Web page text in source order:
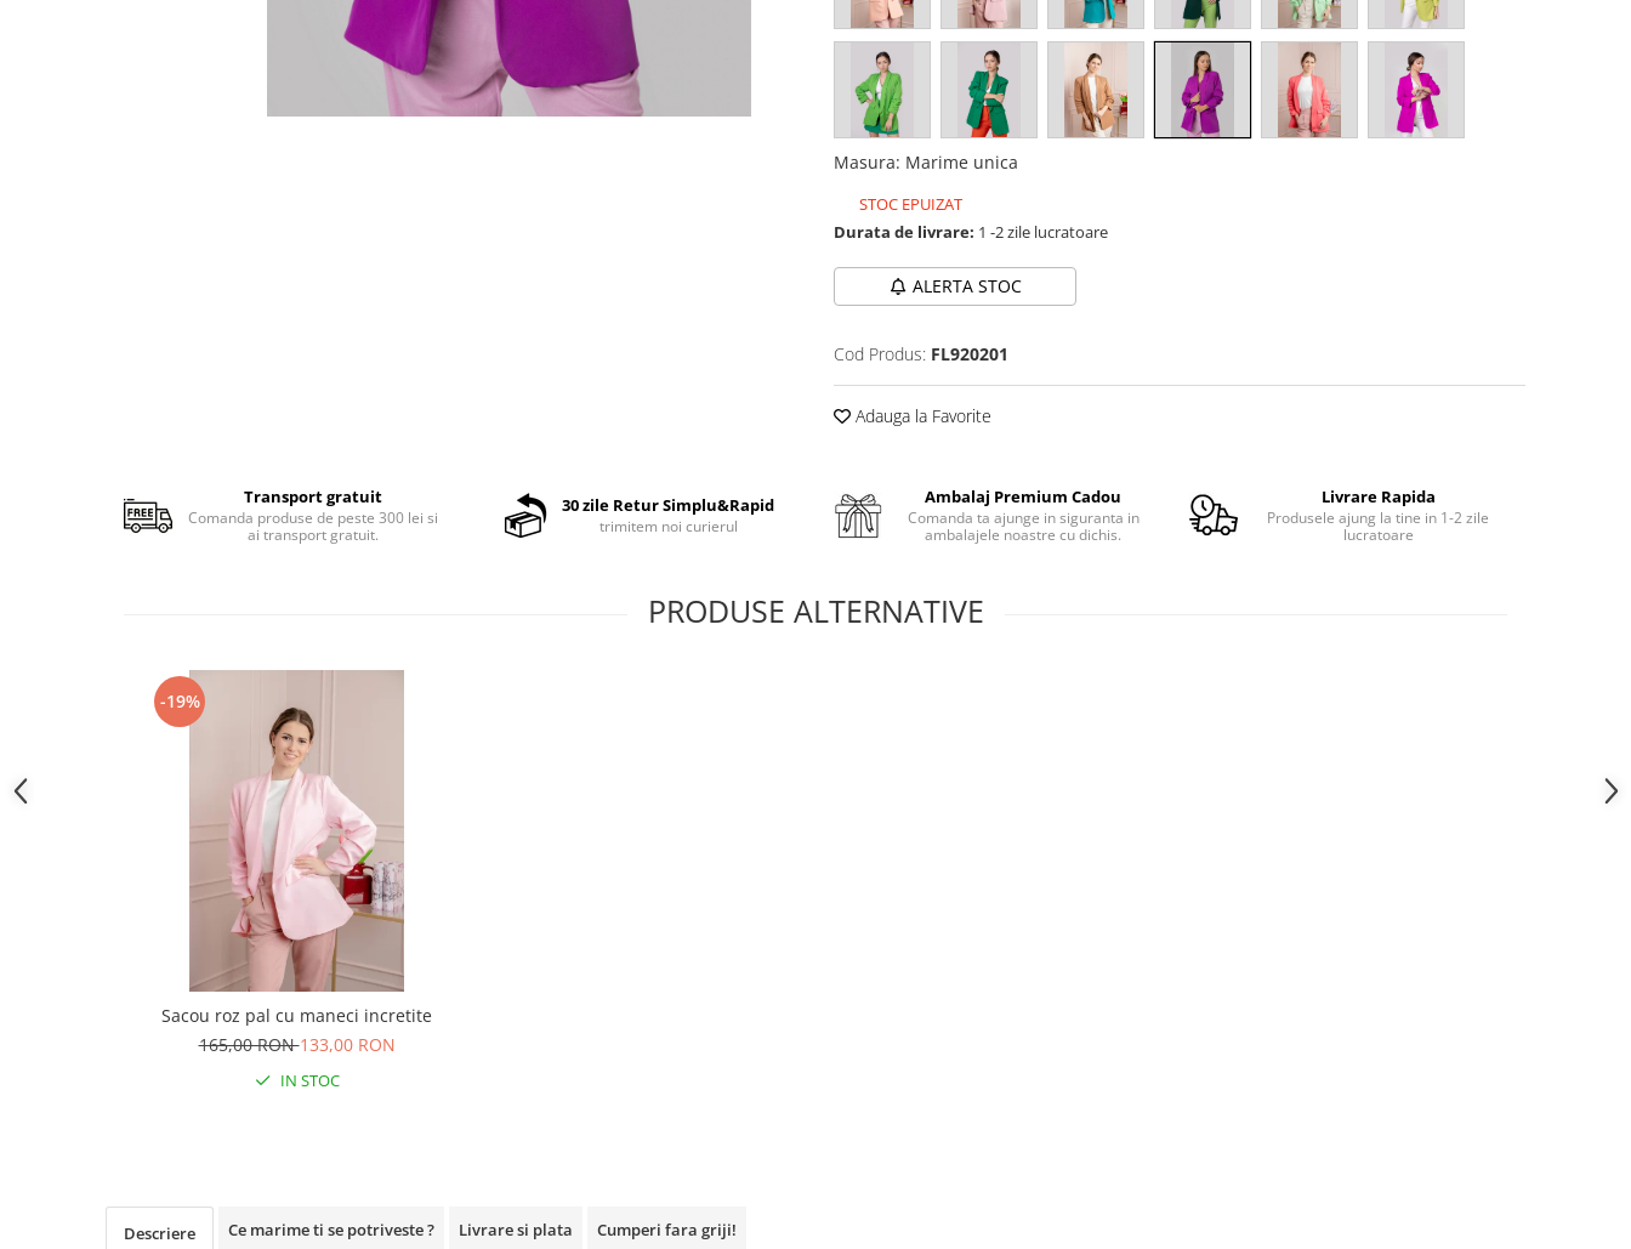
Masura: Marime unica
STOC EPUIZAT
Durata de livrare: 1 -2 zile lucratoare
ALERTA STOC
Cod Produs: FL920201
Adauga la Favorite
Transport gratuit
Comanda produse de peste 300 lei si
ai transport gratuit.
30 zile Retur Simplu&Rapid
trimitem noi curierul
Ambalaj Premium Cadou
Comanda ta ajunge in siguranta in
ambalajele noastre cu dichis.
Livrare Rapida
Produsele ajung la tine in 1-2 zile
lucratoare
PRODUSE ALTERNATIVE
-19%
Sacou roz pal cu maneci incretite
165,00 RON133,00 RON
IN STOC
Descriere Ce marime ti se potriveste ? Livrare si plata Cumperi fara griji!